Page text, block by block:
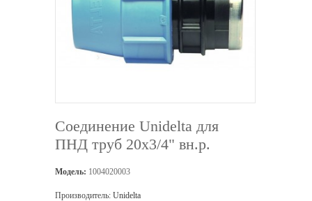
Соединение Unidelta для
ПНД труб 20х3/4" вн.р.
Модель: 1004020003
Производитель: Unidelta